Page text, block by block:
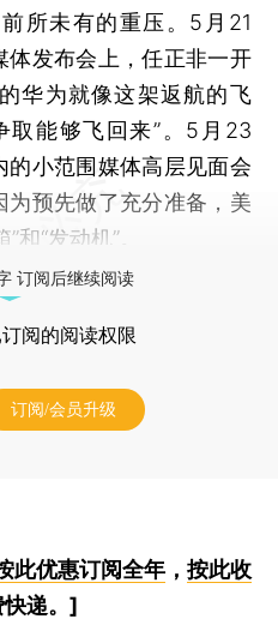
所未有的重压。5月21
体发布会上，任正非一开
华为就像这架返航的飞
取能够飞回来”。5月23
的小范围媒体高层见面会
为预先做了充分准备，美
和“发动机”。
订阅后继续阅读
阅的阅读权限
订阅/会员升级
此优惠订阅全年， 按此收
快递。]